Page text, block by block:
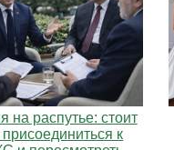
на распутье: стоит
к